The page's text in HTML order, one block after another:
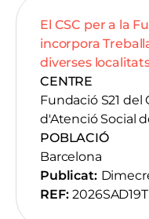
El CSC per a la
incorpora
diverses
CENTRE
Fundació S21 del
d'Atenció Social
POBLACIÓ
Barcelona
Publicat:
REF: